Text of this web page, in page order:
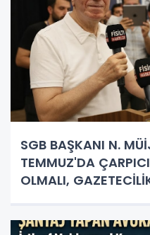
SGB BAŞKANI N.
TEMMUZ'DA
OLMALI,